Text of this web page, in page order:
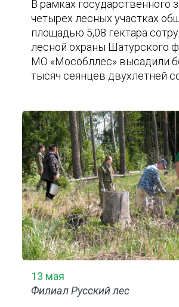
В рамках государственного
четырех лесных участках
площадью 5,08 гектара
лесной охраны Шатурского
МО «Мособллес» высадили
тысяч сеянцев двухлетней
13 мая
Филиал Русский лес